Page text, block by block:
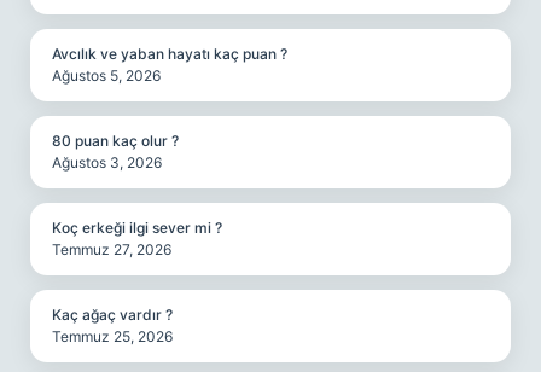
Avcılık ve yaban hayatı kaç puan ?
Ağustos 5, 2026
80 puan kaç olur ?
Ağustos 3, 2026
Koç erkeği ilgi sever mi ?
Temmuz 27, 2026
Kaç ağaç vardır ?
Temmuz 25, 2026